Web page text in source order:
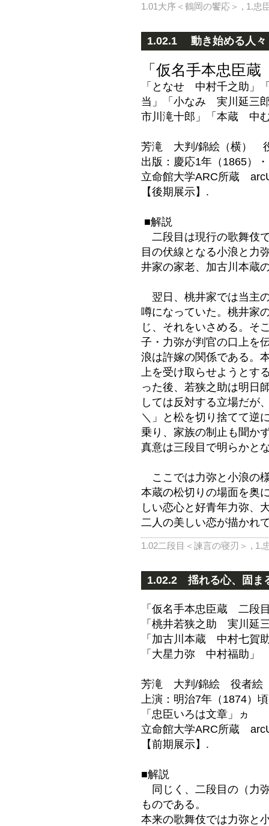
1.01大序＜鶴岡の饗応＞ , 1.忠
1.02.1 動き始める人々
「仮名手本忠臣
「となせ 中村千之助」
当」「小なみ 実川延三
市川滝十郎」「本蔵 中
芳滝 大判/錦絵（横）
出版：慶応1年（1865）
立命館大学ARC所蔵
【後期展示】.
■解説
二段目は現行の歌舞伎
目の伏線となる小浪と力
井家の家老、加古川本蔵
翌日、桃井家では当主
噂になっていた。桃井家
じ、それをいさめる。そ
子・力弥が判官の口上を
浪は許嫁の関係である。
上を受け取らせようとす
った後、若狭之助は明日
しては反対する立場だが
＼」と松を切り捨てて逆
乗り、家族の制止も聞か
真意は三段目で明らかと
ここでは力弥と小浪の
本蔵の松切りの場面を奥
しい恋心と好青年力弥、
二人の美しい恋が描かれ
1.02二段目＜諫言の寝刃＞ , 1.
1.02.2 揺れる心、固ま
「仮名手本忠臣蔵 二段
「桃井若狭之助 実川延
「加古川本蔵 中村七賀
「大星力弥 中村福助」
芳滝 大判/錦絵 役者絵
上演：明治7年（1874）
「忠臣いろは文章」ヵ
立命館大学ARC所蔵
【前期展示】.
■解説
同じく、二段目の（力
ものである。
本来の歌舞伎では力弥と